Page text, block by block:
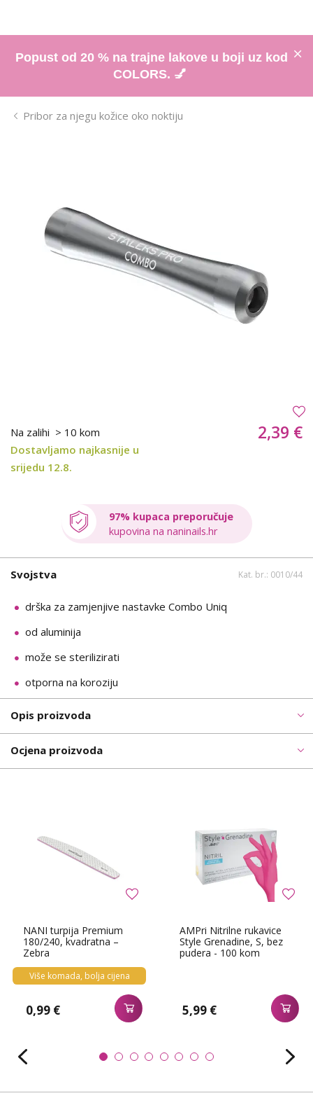
Popust od 20 % na trajne lakove u boji uz kod
COLORS. 💅
Pribor za njegu kožice oko noktiju
Na zalihi > 10 kom
Dostavljamo najkasnije u
srijedu 12.8.
2,39 €
97% kupaca preporučuje
kupovina na naninails.hr
Svojstva Kat. br.: 0010/44
drška za zamjenjive nastavke Combo Uniq
od aluminija
može se sterilizirati
otporna na koroziju
Opis proizvoda
Ocjena proizvoda
NANI turpija Premium
180/240, kvadratna –
Zebra
Više komada, bolja cijena
0,99 €
AMPri Nitrilne rukavice
Style Grenadine, S, bez
pudera - 100 kom
5,99 €